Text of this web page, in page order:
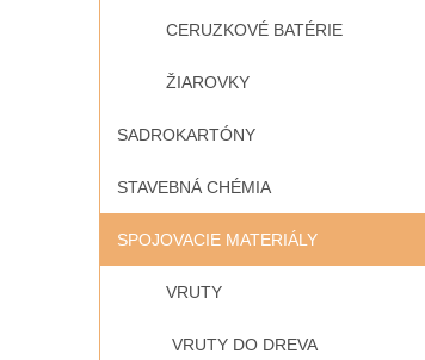
CERUZKOVÉ BATÉRIE
ŽIAROVKY
SADROKARTÓNY
STAVEBNÁ CHÉMIA
SPOJOVACIE MATERIÁLY
VRUTY
VRUTY DO DREVA